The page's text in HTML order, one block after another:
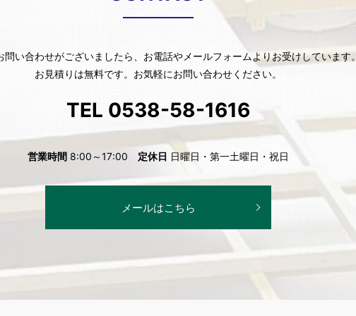
問い合わせがございましたら、お電話やメールフォームよりお受けしています。
お見積りは無料です。お気軽にお問い合わせください。
TEL 0538-58-1616
営業時間 8:00～17:00 定休日 日曜日・第一土曜日・祝日
メールはこちら